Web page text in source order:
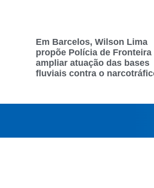
Em Barcelos, Wilson Lima
propõe Polícia de Fronteira
ampliar atuação das bases
fluviais contra o